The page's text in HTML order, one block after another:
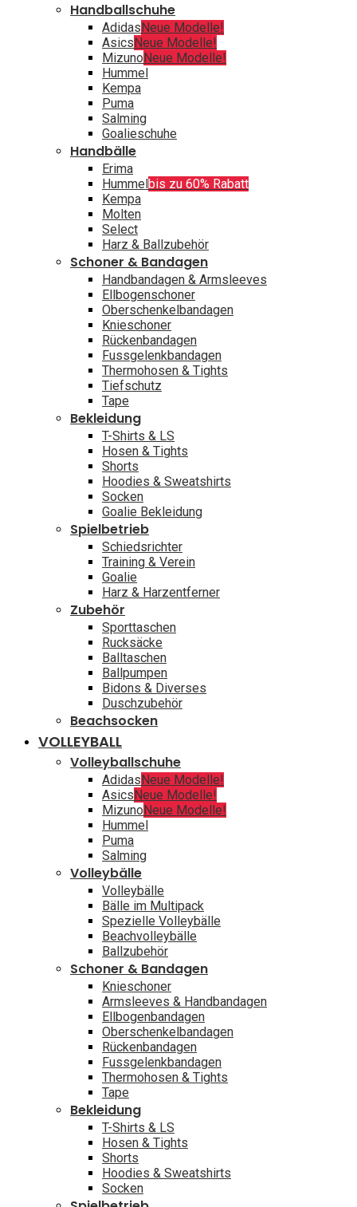
Handballschuhe
AdidasNeue Modelle!
AsicsNeue Modelle!
MizunoNeue Modelle!
Hummel
Kempa
Puma
Salming
Goalieschuhe
Handbälle
Erima
Hummelbis zu 60% Rabatt
Kempa
Molten
Select
Harz & Ballzubehör
Schoner & Bandagen
Handbandagen & Armsleeves
Ellbogenschoner
Oberschenkelbandagen
Knieschoner
Rückenbandagen
Fussgelenkbandagen
Thermohosen & Tights
Tiefschutz
Tape
Bekleidung
T-Shirts & LS
Hosen & Tights
Shorts
Hoodies & Sweatshirts
Socken
Goalie Bekleidung
Spielbetrieb
Schiedsrichter
Training & Verein
Goalie
Harz & Harzentferner
Zubehör
Sporttaschen
Rucksäcke
Balltaschen
Ballpumpen
Bidons & Diverses
Duschzubehör
Beachsocken
VOLLEYBALL
Volleyballschuhe
AdidasNeue Modelle!
AsicsNeue Modelle!
MizunoNeue Modelle!
Hummel
Puma
Salming
Volleybälle
Volleybälle
Bälle im Multipack
Spezielle Volleybälle
Beachvolleybälle
Ballzubehör
Schoner & Bandagen
Knieschoner
Armsleeves & Handbandagen
Ellbogenbandagen
Oberschenkelbandagen
Rückenbandagen
Fussgelenkbandagen
Thermohosen & Tights
Tape
Bekleidung
T-Shirts & LS
Hosen & Tights
Shorts
Hoodies & Sweatshirts
Socken